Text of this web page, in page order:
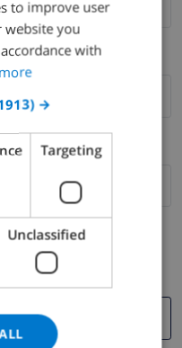
electrònic no funcioni
ENGLISH
DUTCH
CATALAN
ITALIAN
DANISH
NORWEGIAN
to improve user
website you
with
→
Targeting
Unclassified